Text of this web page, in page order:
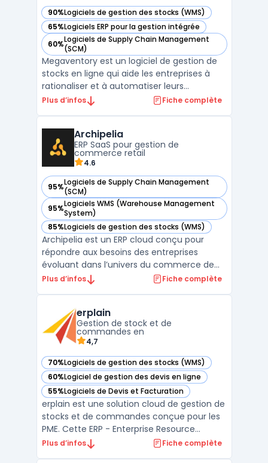
90%Logiciels de gestion des stocks (WMS)
— voir Megaventory dans cette catégorie
65%Logiciels ERP pour la gestion intégrée
— voir Megaventory dans cette catégorie
60%Logiciels de Supply Chain Management
(SCM)
— voir Megaventory dans cette catégorie
Megaventory est un logiciel de gestion de
stocks en ligne qui aide les entreprises à
rationaliser et à automatiser leurs
processus de gestion de stocks. Avec des
expéditions, Megaventory est une solution
complète ...
Plus d’infos Fiche complète
Archipelia
ERP SaaS pour gestion de
commerce retail
4.6
95%Logiciels de Supply Chain Management
(SCM)
— voir Archipelia dans cette catégorie
95%Logiciels WMS (Warehouse Management
System)
— voir Archipelia dans cette catégorie
85%Logiciels de gestion des stocks (WMS)
— voir Archipelia dans cette catégorie
Archipelia est un ERP cloud conçu pour
répondre aux besoins des entreprises
évoluant dans l’univers du commerce de
détail, avec une approche centrée sur la
processus de vente, de stock, de logistique
et de relation clie ...
Plus d’infos Fiche complète
erplain
Gestion de stock et de
commandes en
4,7
70%Logiciels de gestion des stocks (WMS)
— voir erplain dans cette catégorie
60%Logiciel de gestion des devis en ligne
— voir erplain dans cette catégorie
55%Logiciels de Devis et Facturation
— voir erplain dans cette catégorie
erplain est une solution cloud de gestion de
stocks et de commandes conçue pour les
PME. Cette ERP - Enterprise Resource
Planning offre une interface intuitive ainsi
Plus d’infos Fiche complète